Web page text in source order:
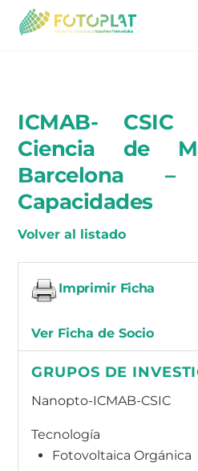
Skip
ICMAB-
Ciencia de
Barcelona
Capacidades
Volver al listado
Imprimir Ficha
Ver Ficha de Socio
GRUPOS DE
Nanopto-ICMAB-CSIC
Tecnología
Fotovoltaica Orgánica